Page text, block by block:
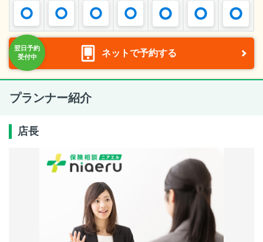
ネットで予約する
プランナー紹介
店長